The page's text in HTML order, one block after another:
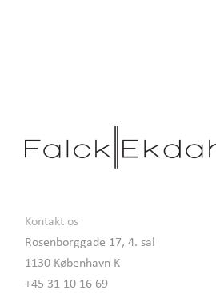
Kontakt os
Rosenborggade 17, 4. sal
1130 København K
+45 31 10 16 69